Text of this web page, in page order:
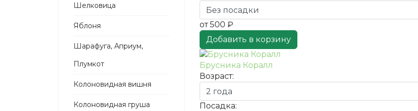
Шелковица
Яблоня
Шарафуга, Априум,
Плумкот
Колоновидная вишня
Колоновидная груша
от500 ₽
Добавить в корзину
Брусника Коралл
Возраст:
Посадка: